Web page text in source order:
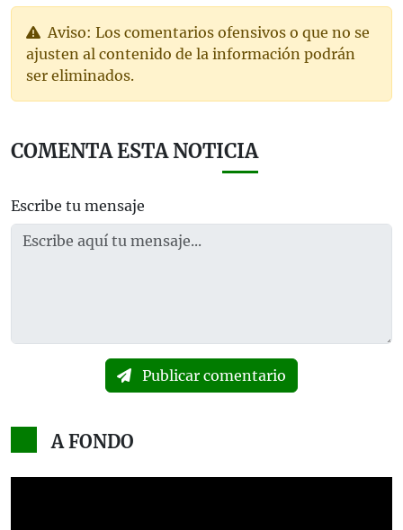
Aviso: Los comentarios ofensivos o que no se
ajusten al contenido de la información podrán
ser eliminados.
COMENTA ESTA NOTICIA
Escribe tu mensaje
Publicar comentario
A FONDO